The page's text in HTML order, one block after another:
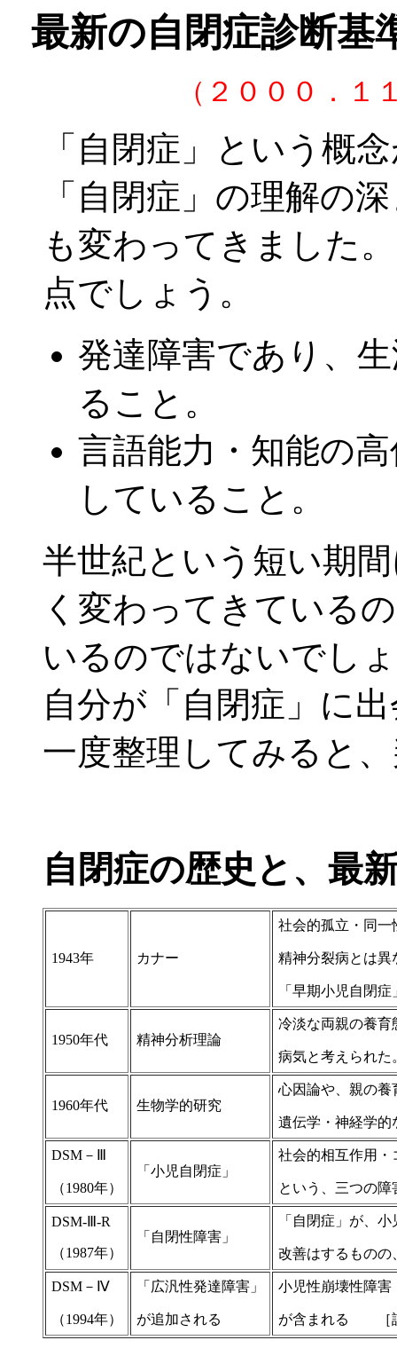
最新の自閉症診断基
（２０００．１
「自閉症」という概
「自閉症」の理解の
も変わってきました
点でしょう。
発達障害であり、
ること。
言語能力・知能の
していること。
半世紀という短い期
く変わってきている
いるのではないでし
自分が「自閉症」に
一度整理してみると
自閉症の歴史と、最
1943年 カナー
社会的孤立・同一
精神分裂病とは異
「早期小児自閉
1950年代 精神分析理論
冷淡な両親の養育
病気と考えられた
1960年代 生物学的研究
心因論や、親の養
遺伝学・神経学的
DSM－Ⅲ
（1980年）
「小児自閉症」
社会的相互作用・
という、三つの
DSM‐Ⅲ‐R
（1987年）
「自閉性障害」
「自閉症」が、
改善はするものの
DSM－Ⅳ
（1994年）
「広汎性発達障害」
が追加される
小児性崩壊性障害
が含まれる ［